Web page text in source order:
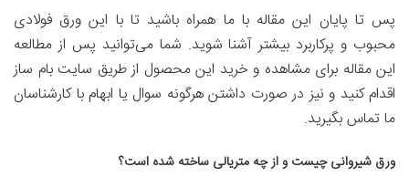
پس تا پایان این مقاله با ما همراه باشید تا با این ورق فولادی
محبوب و پرکاربرد بیشتر آشنا شوید. شما می‌توانید پس از مطالعه
این مقاله برای مشاهده و خرید این محصول از طریق سایت بام ساز
اقدام کنید و نیز در صورت داشتن هرگونه سوال یا ابهام با کارشناسان
ما تماس بگیرید.
ورق شیروانی چیست و از چه متریالی ساخته شده است؟